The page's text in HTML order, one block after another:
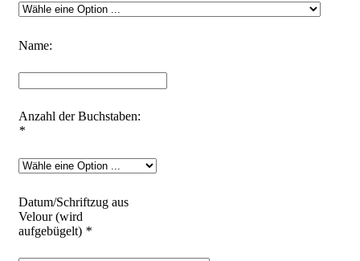
Name:
Anzahl der Buchstaben:
*
Datum/Schriftzug aus
Velour (wird
aufgebügelt) *